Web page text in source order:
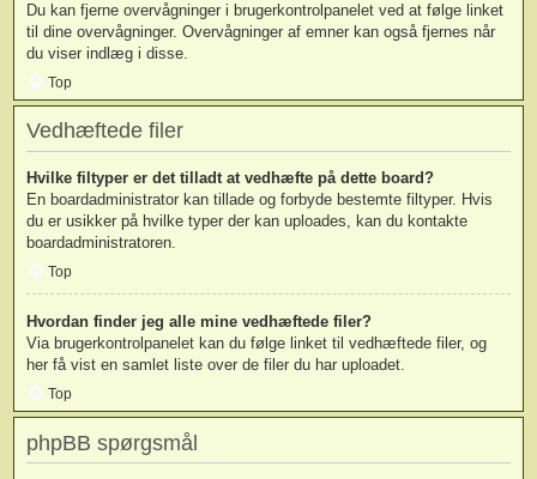
Du kan fjerne overvågninger i brugerkontrolpanelet ved at følge linket
til dine overvågninger. Overvågninger af emner kan også fjernes når
du viser indlæg i disse.
Top
Vedhæftede filer
Hvilke filtyper er det tilladt at vedhæfte på dette board?
En boardadministrator kan tillade og forbyde bestemte filtyper. Hvis
du er usikker på hvilke typer der kan uploades, kan du kontakte
boardadministratoren.
Top
Hvordan finder jeg alle mine vedhæftede filer?
Via brugerkontrolpanelet kan du følge linket til vedhæftede filer, og
her få vist en samlet liste over de filer du har uploadet.
Top
phpBB spørgsmål